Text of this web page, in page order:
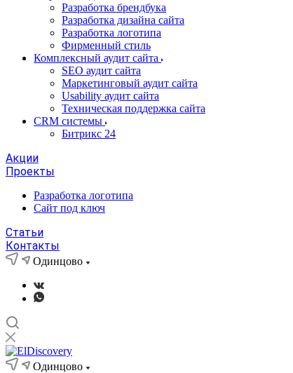
Разработка брендбука
Разработка дизайна сайта
Разработка логотипа
Фирменный стиль
Комплексный аудит сайта
SEO аудит сайта
Маркетинговый аудит сайта
Usability аудит сайта
Техническая поддержка сайта
CRM системы
Битрикс 24
Акции
Проекты
Разработка логотипа
Сайт под ключ
Статьи
Контакты
Одинцово
Одинцово